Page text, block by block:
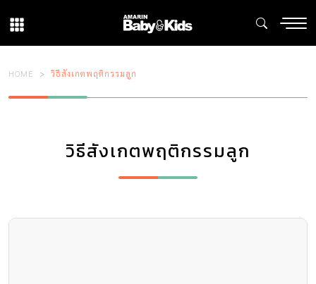
HOME วิธีสังเกตพฤติกรรมลูก
วิธีสังเกตพฤติกรรมลูก